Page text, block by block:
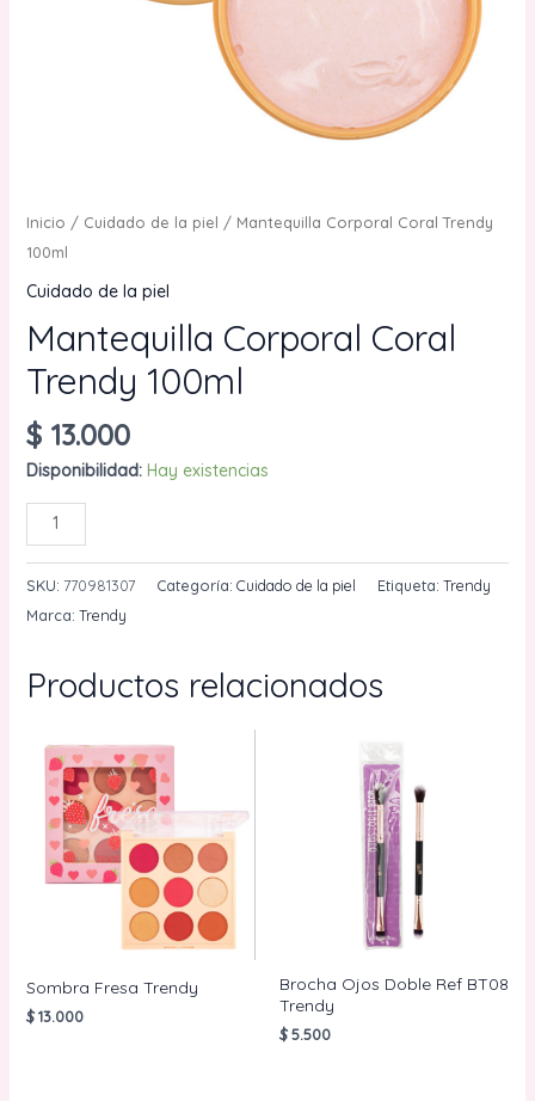
Inicio / Cuidado de la piel / Mantequilla Corporal Coral Trendy
100ml
Cuidado de la piel
Mantequilla Corporal Coral
Trendy 100ml
$13.000
Disponibilidad: Hay existencias
Mantequilla
Corporal
Coral
Trendy
SKU: 770981307 Categoría: Cuidado de la piel Etiqueta: Trendy
Marca: Trendy
Productos relacionados
Sombra Fresa Trendy
$13.000
Brocha Ojos Doble Ref BT08
Trendy
$5.500